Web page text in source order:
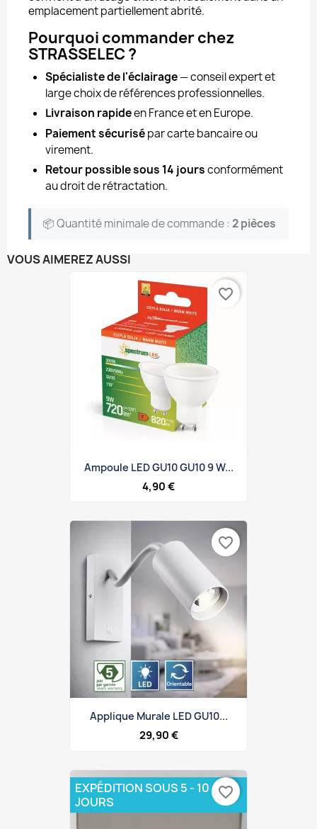
emplacement partiellement abrité.
Pourquoi commander chez
STRASSELEC ?
Spécialiste de l'éclairage— conseil expert et
large choix de références professionnelles.
Livraison rapideen France et en Europe.
Paiement sécurisépar carte bancaire ou
virement.
Retour possible sous 14 joursconformément
au droit de rétractation.
📦 Quantité minimale de commande : 2 pièces
VOUS AIMEREZ AUSSI
Ampoule LED GU10 GU10 9 W...
4,90 €
favorite_border
Applique Murale LED GU10...
29,90 €
favorite_border
EXPÉDITION SOUS 5 - 10
JOURS
favorite_border